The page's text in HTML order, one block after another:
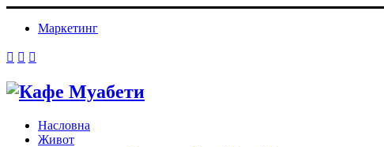
Маркетинг
Насловна
Живот